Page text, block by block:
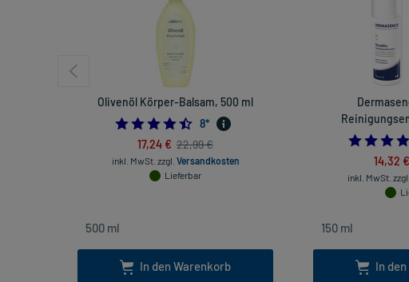
Olivenöl Körper-Balsam, 500 ml
4.5
8*
17,24 € 22,99 €
inkl. MwSt. zzgl. Versandkosten
Lieferbar
In den Warenkorb
14,32 €
inkl. MwSt. zzgl.
In